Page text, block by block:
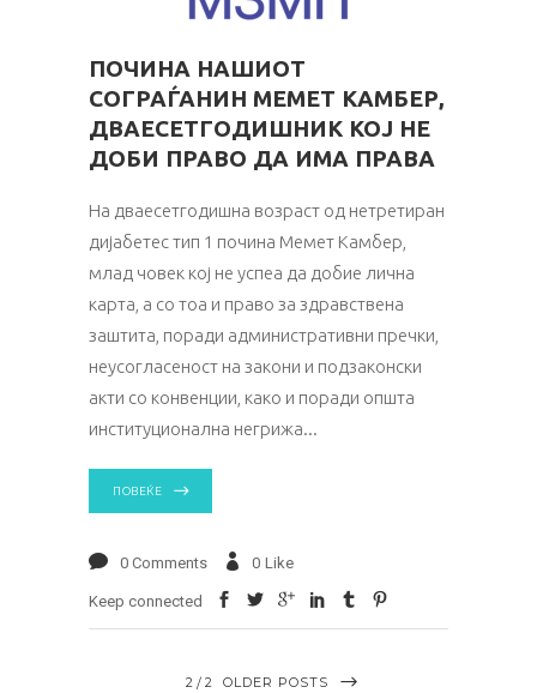
ПОЧИНА НАШИОТ
СОГРАЃАНИН МЕМЕТ КАМБЕР,
ДВАЕСЕТГОДИШНИК КОЈ НЕ
ДОБИ ПРАВО ДА ИМА ПРАВА
На дваесетгодишна возраст од нетретиран
дијабетес тип 1 почина Мемет Камбер,
млад човек кој не успеа да добие лична
карта, а со тоа и право за здравствена
заштита, поради административни пречки,
неусогласеност на закони и подзаконски
акти со конвенции, како и поради општа
институционална негрижа
ПОВЕЌЕ
0 Comments 0 Like
Keep connected
2 2 OLDER POSTS